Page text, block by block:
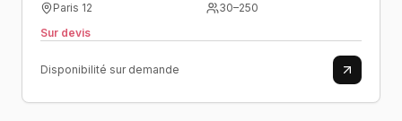
barrières..
Paris 12 30–250
Sur devis
Disponibilité sur demande